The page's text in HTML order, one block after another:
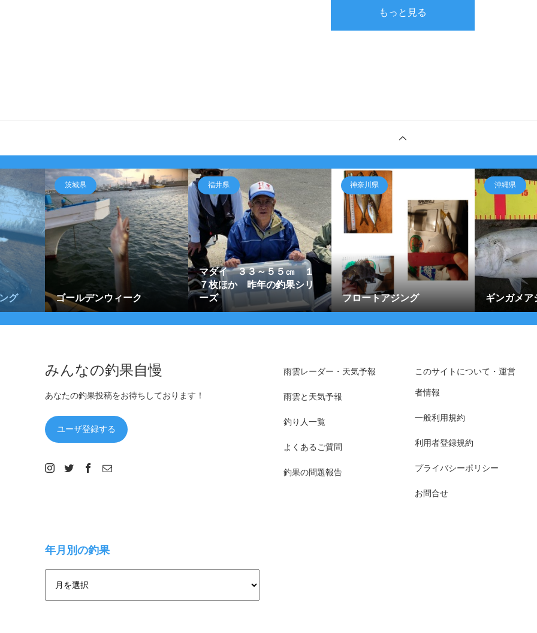
もっと見る
グ
茨城県
ゴールデンウィーク
福井県
マダイ ３３～５５㎝ １
７枚ほか 昨年の釣果シリ
ーズ
神奈川県
フロートアジング
沖縄県
ギンガメア
みんなの釣果自慢
あなたの釣果投稿をお待ちしております！
ユーザ登録する
雨雲レーダー・天気予報
雨雲と天気予報
釣り人一覧
よくあるご質問
釣果の問題報告
このサイトについて・運営
者情報
一般利用規約
利用者登録規約
プライバシーポリシー
お問合せ
年月別の釣果